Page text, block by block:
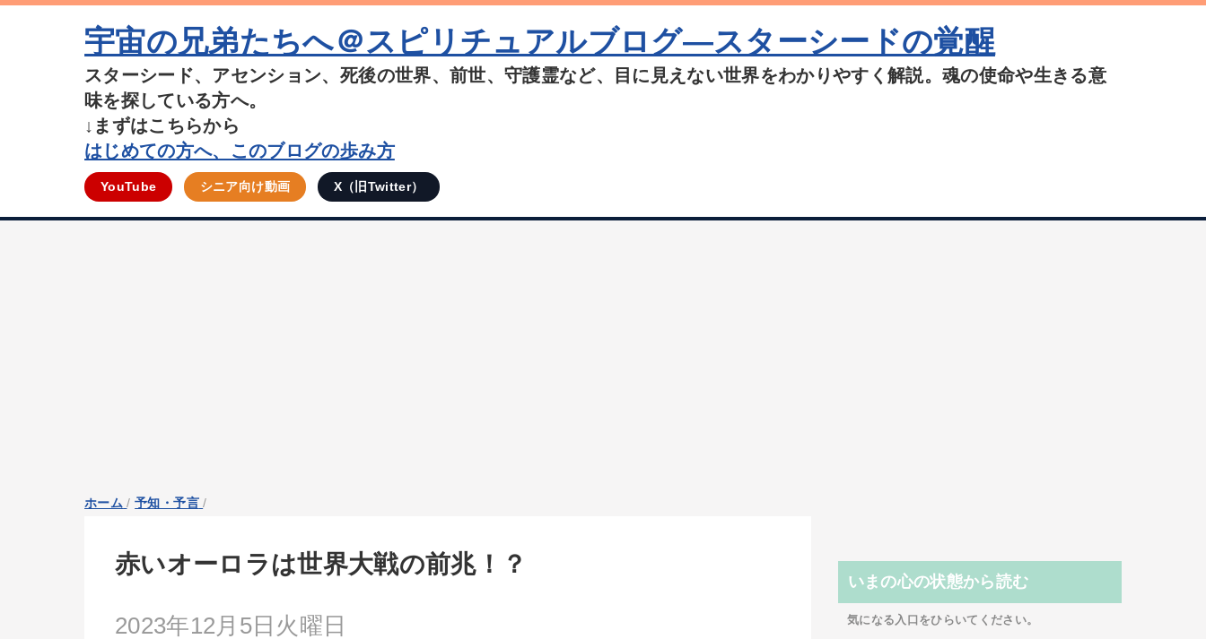
宇宙の兄弟たちへ＠スピリチュアルブログ―スターシードの覚醒
スターシード、アセンション、死後の世界、前世、守護霊など、目に見えない世界をわかりやすく解説。魂の使命や生きる意
味を探している方へ。
↓まずはこちらから
はじめての方へ、このブログの歩み方
YouTube シニア向け動画 X（旧Twitter）
ホーム /予知・予言 /
赤いオーロラは世界大戦の前兆！？
2023年12月5日火曜日
いまの心の状態から読む
気になる入口をひらいてください。